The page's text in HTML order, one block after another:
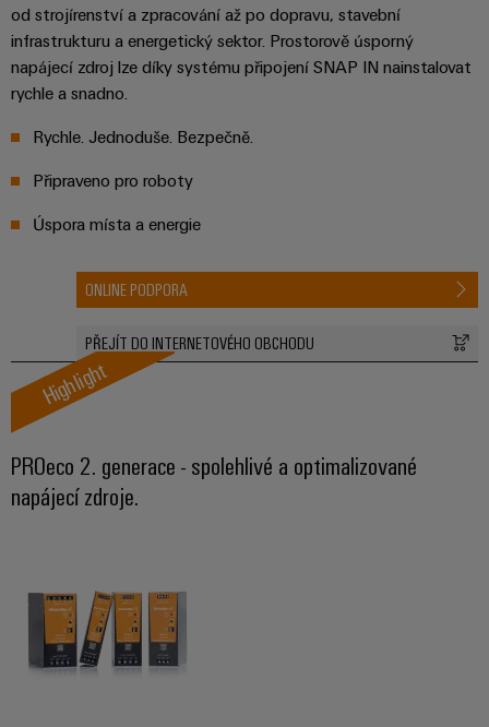
od strojírenství a zpracování až po dopravu, stavební
infrastrukturu a energetický sektor. Prostorově úsporný
napájecí zdroj lze díky systému připojení SNAP IN nainstalovat
rychle a snadno.
Rychle. Jednoduše. Bezpečně.
Připraveno pro roboty
Úspora místa a energie
ONLINE PODPORA
PŘEJÍT DO INTERNETOVÉHO OBCHODU
Highlight
PROeco 2. generace - spolehlivé a optimalizované
napájecí zdroje.